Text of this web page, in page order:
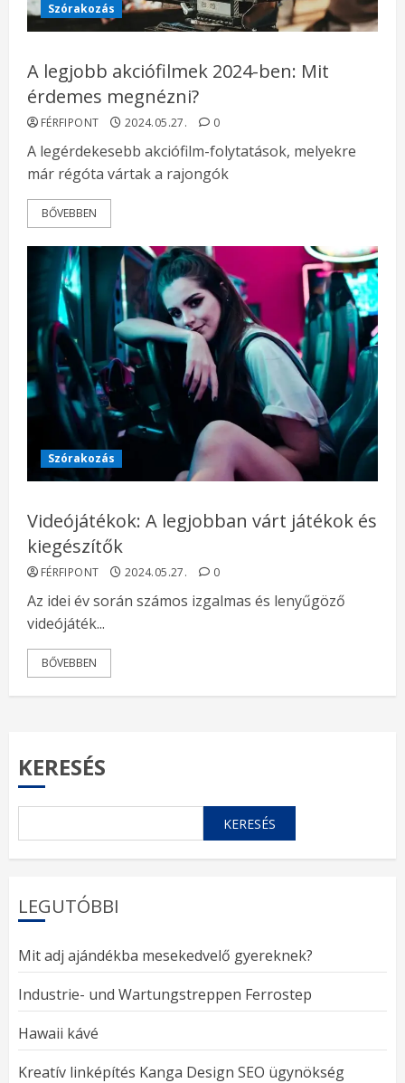
Szórakozás
A legjobb akciófilmek 2024-ben: Mit
érdemes megnézni?
FÉRFIPONT 2024.05.27. 0
A legérdekesebb akciófilm-folytatások, melyekre
már régóta vártak a rajongók
BŐVEBBEN
Szórakozás
Videójátékok: A legjobban várt játékok és
kiegészítők
FÉRFIPONT 2024.05.27. 0
Az idei év során számos izgalmas és lenyűgöző
videójáték...
BŐVEBBEN
KERESÉS
KERESÉS
LEGUTÓBBI
Mit adj ajándékba mesekedvelő gyereknek?
Industrie- und Wartungstreppen Ferrostep
Hawaii kávé
Kreatív linképítés Kanga Design SEO ügynökség